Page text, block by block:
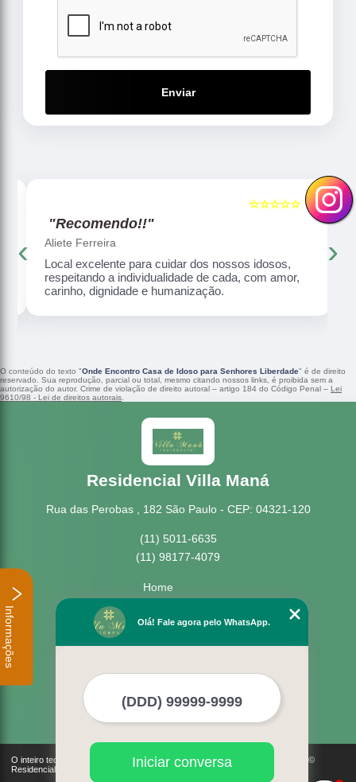
Enviar
5
☆☆☆☆☆
"Recomendo!!"
Aliete Ferreira
Local excelente para cuidar dos nossos idosos,
respeitando a individualidade de cada, com amor,
carinho, dignidade e humanização.
‹ ›
O conteúdo do texto "Onde Encontro Casa de Idoso para Senhores Liberdade" é de direito
reservado. Sua reprodução, parcial ou total, mesmo citando nossos links, é proibida sem a
autorização do autor. Crime de violação de direito autoral – artigo 184 do Código Penal – Lei
9610/98 - Lei de direitos autorais
Residencial Villa Maná
Rua das Perobas , 182 São Paulo - CEP: 04321-120
(11) 5011-6635
(11) 98177-4079
Home
Missão
Mais Serviços
O inteiro teor deste site está sujeito à proteção de direitos autorais. Copyright©
Residencial Villa Maná (Lei 9610 de 19/02/1998)
Olá! Fale agora pelo WhatsApp.
Iniciar conversa
Informações